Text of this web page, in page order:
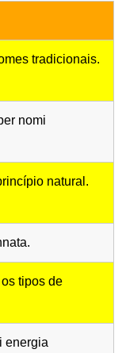
tradicionais.
nomi
natural.
tipos de
energia